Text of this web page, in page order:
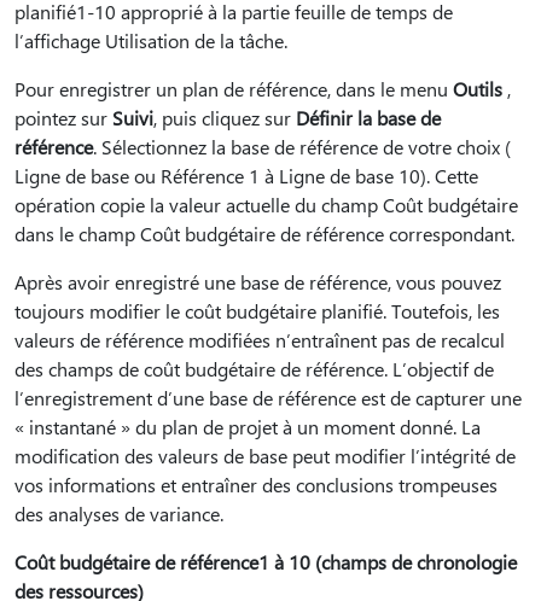
planifié1-10 approprié à la partie feuille de temps de
l’affichage Utilisation de la tâche.
Pour enregistrer un plan de référence, dans le menu Outils ,
pointez sur Suivi, puis cliquez sur Définir la base de
référence. Sélectionnez la base de référence de votre choix (
Ligne de base ou Référence 1 à Ligne de base 10). Cette
opération copie la valeur actuelle du champ Coût budgétaire
dans le champ Coût budgétaire de référence correspondant.
Après avoir enregistré une base de référence, vous pouvez
toujours modifier le coût budgétaire planifié. Toutefois, les
valeurs de référence modifiées n’entraînent pas de recalcul
des champs de coût budgétaire de référence. L’objectif de
l’enregistrement d’une base de référence est de capturer une
« instantané » du plan de projet à un moment donné. La
modification des valeurs de base peut modifier l’intégrité de
vos informations et entraîner des conclusions trompeuses
des analyses de variance.
Coût budgétaire de référence1 à 10 (champs de chronologie
des ressources)